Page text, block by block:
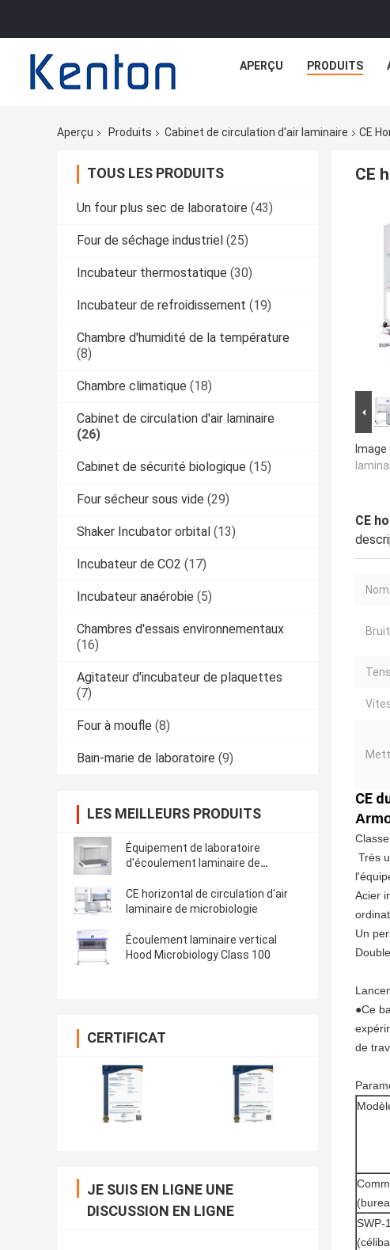
APERÇU PRODUITS
Aperçu Produits Cabinet de circulation d'air laminaire CE
TOUS LES PRODUITS
Un four plus sec de laboratoire (43)
Four de séchage industriel (25)
Incubateur thermostatique (30)
Incubateur de refroidissement (19)
Chambre d'humidité de la température
(8)
Chambre climatique (18)
Cabinet de circulation d'air laminaire
(26)
Cabinet de sécurité biologique (15)
Four sécheur sous vide (29)
Shaker Incubator orbital (13)
Incubateur de CO2 (17)
Incubateur anaérobie (5)
Chambres d'essais environnementaux
(16)
Agitateur d'incubateur de plaquettes
(7)
Four à moufle (8)
Bain-marie de laboratoire (9)
LES MEILLEURS PRODUITS
Équipement de laboratoire
d'écoulement laminaire de
CE horizontal de circulation d'air
laminaire de microbiologie
Écoulement laminaire vertical
Hood Microbiology Class 100
CERTIFICAT
JE SUIS EN LIGNE UNE
DISCUSSION EN LIGNE
CE
Image
CE
CE
Très
Acier
Un
●Ce
de
SWP-1